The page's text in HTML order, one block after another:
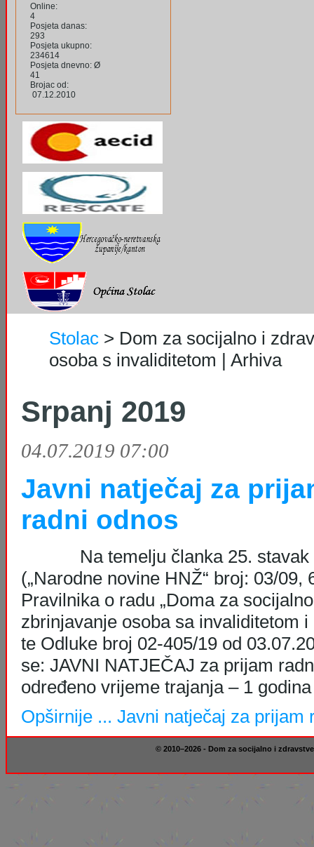
Online:
4
Posjeta danas:
293
Posjeta ukupno:
234614
Posjeta dnevno: Ø
41
Brojac od:
07.12.2010
Stolac > Dom za socijalno i
osoba s invaliditetom | Arhiva
Srpanj 2019
04.07.2019 07:00
Javni natječaj za
radni odnos
Na temelju članka 25. stavak
(„Narodne novine HNŽ“ broj: 03/09,
Pravilnika o radu „Doma za
zbrinjavanje osoba sa invaliditetom i
te Odluke broj 02-405/19 od
se: JAVNI NATJEČAJ za prijam
određeno vrijeme trajanja – 1 godina
Opširnije ... Javni natječaj za prijam
© 2010–2026 - Dom za socijalno i